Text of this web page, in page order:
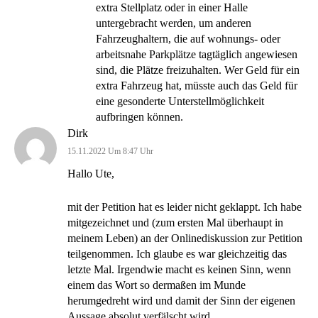
extra Stellplatz oder in einer Halle
untergebracht werden, um anderen
Fahrzeughaltern, die auf wohnungs- oder
arbeitsnahe Parkplätze tagtäglich angewiesen
sind, die Plätze freizuhalten. Wer Geld für ein
extra Fahrzeug hat, müsste auch das Geld für
eine gesonderte Unterstellmöglichkeit
aufbringen können.
Dirk
15.11.2022 Um 8:47 Uhr
Hallo Ute,
mit der Petition hat es leider nicht geklappt. Ich habe
mitgezeichnet und (zum ersten Mal überhaupt in
meinem Leben) an der Onlinediskussion zur Petition
teilgenommen. Ich glaube es war gleichzeitig das
letzte Mal. Irgendwie macht es keinen Sinn, wenn
einem das Wort so dermaßen im Munde
herumgedreht wird und damit der Sinn der eigenen